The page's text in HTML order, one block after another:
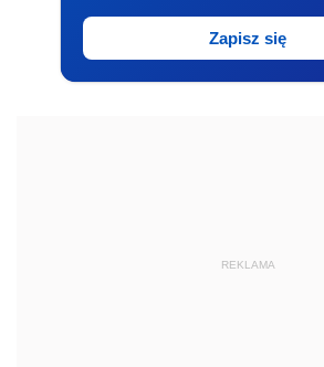
Zapisz się
REKLAMA